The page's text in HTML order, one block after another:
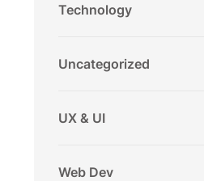
Technology
Uncategorized
UX & UI
Web Dev